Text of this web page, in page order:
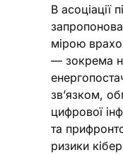
В асоціації
мірою
— зокрема
зв’язком,
цифрової
та
ризики